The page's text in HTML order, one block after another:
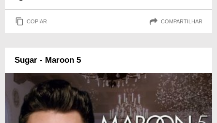
COPIAR COMPARTILHAR
Sugar - Maroon 5